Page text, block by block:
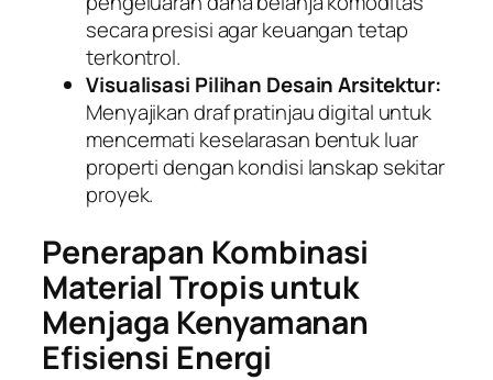
secara presisi agar keuangan tetap
terkontrol.
Visualisasi Pilihan Desain Arsitektur:
Menyajikan draf pratinjau digital untuk
mencermati keselarasan bentuk luar
properti dengan kondisi lanskap sekitar
proyek.
Penerapan Kombinasi
Material Tropis untuk
Menjaga Kenyamanan
Efisiensi Energi